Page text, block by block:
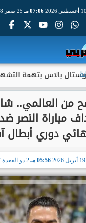
07:06 مـ 25 صفر 1448
بتهمة التشهير
من العالمي..
مباراة النصر
دوري أبطال
19 أبريل 2026 05:56 مـ 2 ذو القعدة 1447